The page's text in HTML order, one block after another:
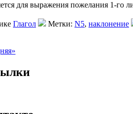
для выражения пожелания 1-го
Глагол Метки: N5, наклонение